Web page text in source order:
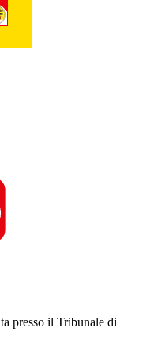
presso il Tribunale di